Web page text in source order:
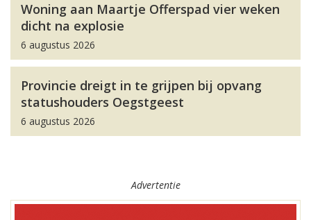
Woning aan Maartje Offerspad vier weken
dicht na explosie
6 augustus 2026
Provincie dreigt in te grijpen bij opvang
statushouders Oegstgeest
6 augustus 2026
Advertentie